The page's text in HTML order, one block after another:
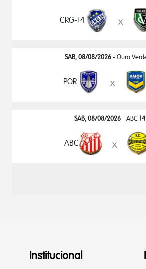
CRG-14 x
SAB, 08/08/2026- Ouro
POR x
SAB, 08/08/2026 - ABC
ABC x
Institucional